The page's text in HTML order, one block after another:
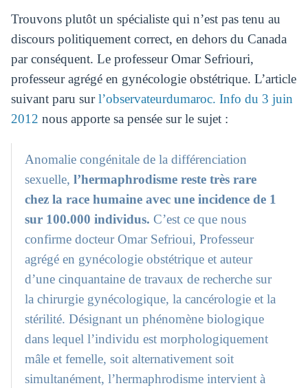
Trouvons plutôt un spécialiste qui n’est pas tenu au
discours politiquement correct, en dehors du Canada
par conséquent. Le professeur Omar Sefriouri,
professeur agrégé en gynécologie obstétrique. L’article
suivant paru surl’observateurdumaroc. Info du 3 juin
2012 nous apporte sa pensée sur le sujet :
Anomalie congénitale de la différenciation
sexuelle,l’hermaphrodisme reste très rare
chez la race humaine avec une incidence de 1
sur 100.000 individus. C’est ce que nous
confirme docteur Omar Sefrioui, Professeur
agrégé en gynécologie obstétrique et auteur
d’une cinquantaine de travaux de recherche sur
la chirurgie gynécologique, la cancérologie et la
stérilité. Désignant un phénomène biologique
dans lequel l’individu est morphologiquement
mâle et femelle, soit alternativement soit
simultanément, l’hermaphrodisme intervient à